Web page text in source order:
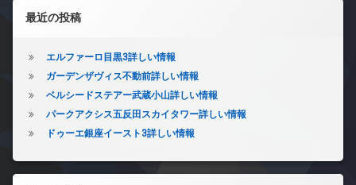
左サイドバー
最近の投稿
エルファーロ目黒3詳しい情報
ガーデンザヴィス不動前詳しい情報
ベルシードステアー武蔵小山詳しい情報
パークアクシス五反田スカイタワー詳しい情報
ドゥーエ銀座イースト3詳しい情報